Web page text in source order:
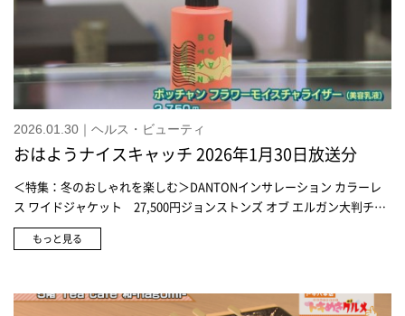
ム＞＜1F SABON＞ヘッドスクラブ リフレッシング(300g) 5,500円＜
1F SABON＞ヘッドスクラブ (90g) 各 2,420円＜特集：紫外線対策アイ
テム＞＜7F メガネ売場＞オリバーピープルズシェルドレイク 55,550
円＜7F メガネ売場＞アイヴォルヒースⅢ 27,500円＜7F メガネ売場＞
アイヴォルヒースⅢ 36,300円＜特集：トキめきグルメ＞＜B1F かつヰ
＞お肉屋さんのコロッケ 1個130円
2026.01.30｜ヘルス・ビューティ
おはようナイスキャッチ 2026年1月30日放送分
＜特集：冬のおしゃれを楽しむ＞DANTONインサレーション カラーレ
ス ワイドジャケット 27,500円ジョンストンズ オブ エルガン大判チェ
ックストール 93,500円UGGレトロファイ ロー 25,300円UGGレトロ
ファイ ロー スプリング 25,300円メゾン キツネトートバッグ 12,430
DANTONインサレーション カラーレス ベスト 17,600円DANTONモー
もっと見る